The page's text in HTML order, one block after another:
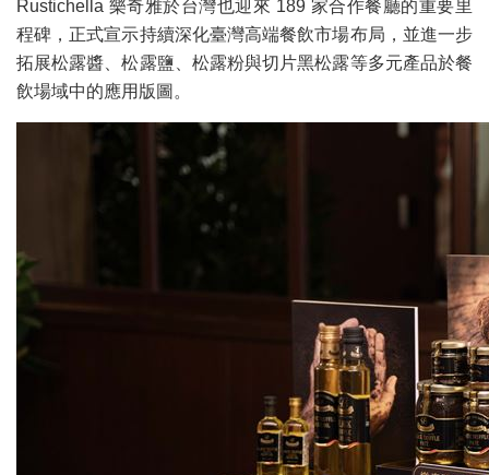
Rustichella 樂奇雅於台灣也迎來 189 家合作餐廳的重要里
程碑，正式宣示持續深化臺灣高端餐飲市場布局，並進一步
拓展松露醬、松露鹽、松露粉與切片黑松露等多元產品於餐
飲場域中的應用版圖。